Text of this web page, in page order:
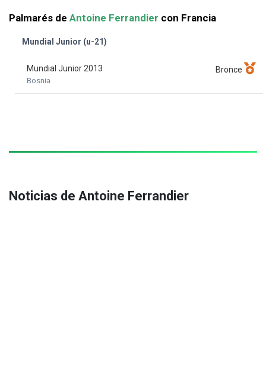
Palmarés de Antoine Ferrandier con Francia
Mundial Junior (u-21)
Mundial Junior 2013
Bosnia
Bronce
Noticias de Antoine Ferrandier